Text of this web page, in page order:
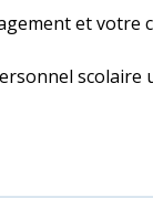
et votre